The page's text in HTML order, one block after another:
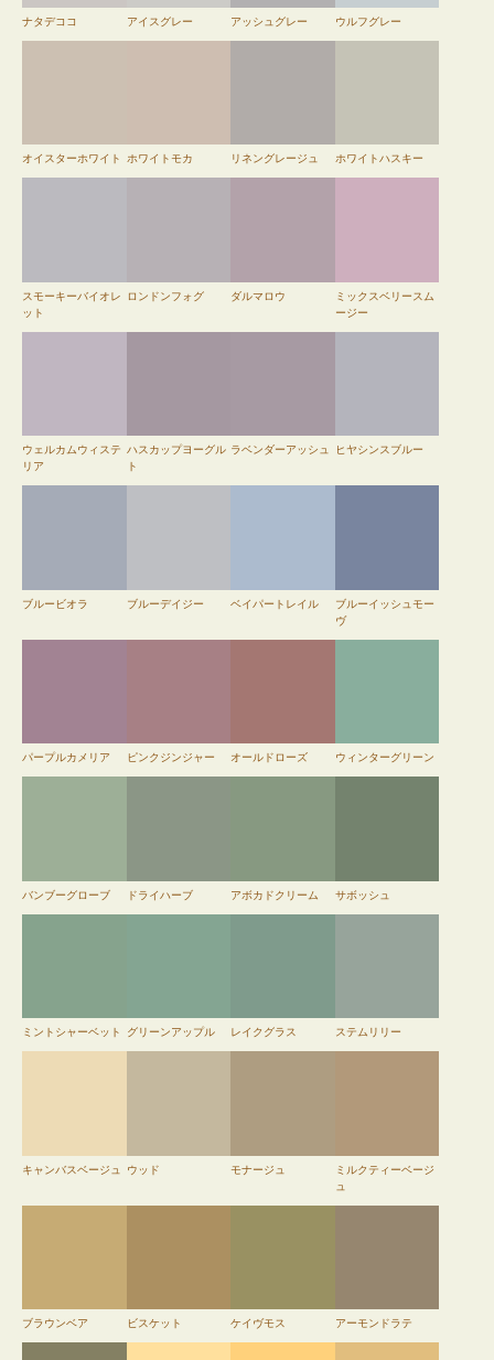
ナタデココ アイスグレー アッシュグレー ウルフグレー
オイスターホワイト ホワイトモカ リネングレージュ ホワイトハスキー
スモーキーバイオレ
ット
ロンドンフォグ ダルマロウ
ミックスベリースム
ージー
ウェルカムウィステ
リア
ハスカップヨーグル
ト
ラベンダーアッシュ ヒヤシンスブルー
ブルービオラ ブルーデイジー ベイパートレイル
ブルーイッシュモー
ヴ
パープルカメリア ピンクジンジャー オールドローズ ウィンターグリーン
バンブーグローブ ドライハーブ アボカドクリーム サボッシュ
ミントシャーベット グリーンアップル レイクグラス ステムリリー
キャンバスベージュ ウッド モナージュ
ミルクティーベージ
ュ
ブラウンベア ビスケット ケイヴモス アーモンドラテ